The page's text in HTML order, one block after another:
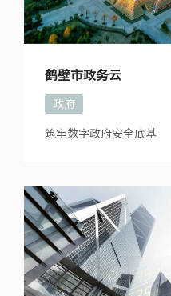
鹤壁市政务云
政府
筑牢数字政府安全底基